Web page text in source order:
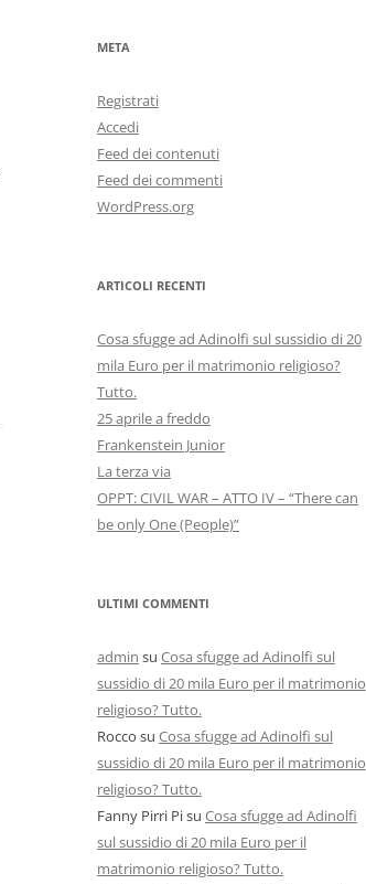
META
Registrati
Accedi
Feed dei contenuti
Feed dei commenti
WordPress.org
ARTICOLI RECENTI
Cosa sfugge ad Adinolfi sul sussidio di 20
mila Euro per il matrimonio religioso?
Tutto.
25 aprile a freddo
Frankenstein Junior
La terza via
OPPT: CIVIL WAR – ATTO IV – “There can
be only One (People)”
ULTIMI COMMENTI
admin su Cosa sfugge ad Adinolfi sul
sussidio di 20 mila Euro per il matrimonio
religioso? Tutto.
Rocco su Cosa sfugge ad Adinolfi sul
sussidio di 20 mila Euro per il matrimonio
religioso? Tutto.
Fanny Pirri Pisu Cosa sfugge ad Adinolfi
sul sussidio di 20 mila Euro per il
matrimonio religioso? Tutto.